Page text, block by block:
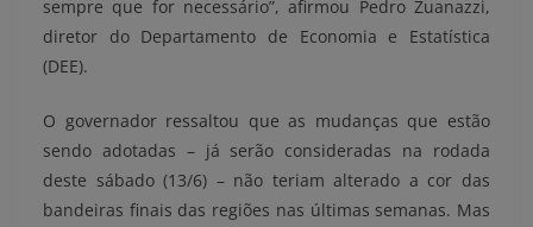
sempre que for necessário”, afirmou Pedro Zuanazzi,
diretor do Departamento de Economia e Estatística
(DEE).
O governador ressaltou que as mudanças que estão
sendo adotadas – já serão consideradas na rodada
deste sábado (13/6) – não teriam alterado a cor das
bandeiras finais das regiões nas últimas semanas. Mas